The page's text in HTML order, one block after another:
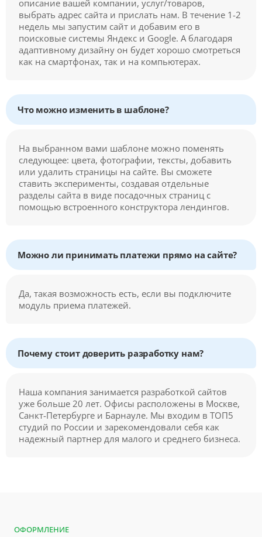
описание вашей компании, услуг/товаров,
выбрать адрес сайта и прислать нам. В течение 1-2
недель мы запустим сайт и добавим его в
поисковые системы Яндекс и Google. А благодаря
адаптивному дизайну он будет хорошо смотреться
как на смартфонах, так и на компьютерах.
Что можно изменить в шаблоне?
На выбранном вами шаблоне можно поменять
следующее: цвета, фотографии, тексты, добавить
или удалить страницы на сайте. Вы сможете
ставить эксперименты, создавая отдельные
разделы сайта в виде посадочных страниц с
помощью встроенного конструктора лендингов.
Можно ли принимать платежи прямо на сайте?
Да, такая возможность есть, если вы подключите
модуль приема платежей.
Почему стоит доверить разработку нам?
Наша компания занимается разработкой сайтов
уже больше 20 лет. Офисы расположены в Москве,
Санкт-Петербурге и Барнауле. Мы входим в ТОП5
студий по России и зарекомендовали себя как
надежный партнер для малого и среднего бизнеса.
ОФОРМЛЕНИЕ